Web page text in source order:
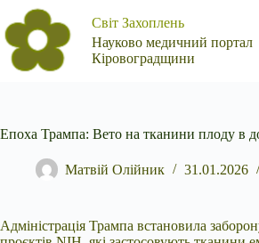
Перейти
до
вмісту
Світ Захоплень
Науково медичний портал
Кіровоградщини
Епоха Трампа: Вето на тканини плоду в
Матвій Олійник 31.01.2026
Адміністрація Трампа встановила